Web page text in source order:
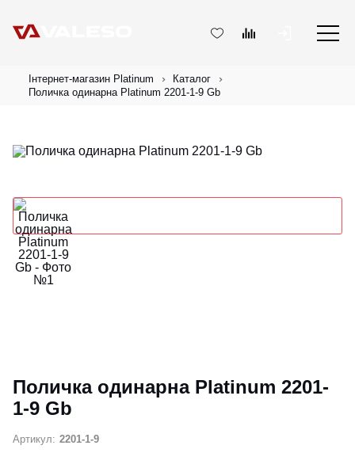
Інтернет-магазин Platinum
Каталог
Поличка одинарна Platinum 2201-1-9 Gb
Поличка одинарна Platinum 2201-
1-9 Gb
Артикул: 2201-1-9